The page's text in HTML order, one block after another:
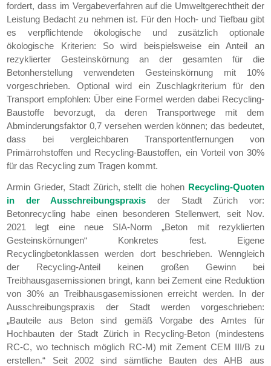
fordert, dass im Vergabeverfahren auf die Umweltgerechtheit der
Leistung Bedacht zu nehmen ist. Für den Hoch- und Tiefbau gibt
es verpflichtende ökologische und zusätzlich optionale
ökologische Kriterien: So wird beispielsweise ein Anteil an
rezyklierter Gesteinskörnung an der gesamten für die
Betonherstellung verwendeten Gesteinskörnung mit 10%
vorgeschrieben. Optional wird ein Zuschlagkriterium für den
Transport empfohlen: Über eine Formel werden dabei Recycling-
Baustoffe bevorzugt, da deren Transportwege mit dem
Abminderungsfaktor 0,7 versehen werden können; das bedeutet,
dass bei vergleichbaren Transportentfernungen von
Primärrohstoffen und Recycling-Baustoffen, ein Vorteil von 30%
für das Recycling zum Tragen kommt.
Armin Grieder, Stadt Zürich, stellt die hohen Recycling-Quoten
in der Ausschreibungspraxis der Stadt Zürich vor:
Betonrecycling habe einen besonderen Stellenwert, seit Nov.
2021 legt eine neue SIA-Norm „Beton mit rezyklierten
Gesteinskörnungen“ Konkretes fest. Eigene
Recyclingbetonklassen werden dort beschrieben. Wenngleich
der Recycling-Anteil keinen großen Gewinn bei
Treibhausgasemissionen bringt, kann bei Zement eine Reduktion
von 30% an Treibhausgasemissionen erreicht werden. In der
Ausschreibungspraxis der Stadt werden vorgeschrieben:
„Bauteile aus Beton sind gemäß Vorgabe des Amtes für
Hochbauten der Stadt Zürich in Recycling-Beton (mindestens
RC-C, wo technisch möglich RC-M) mit Zement CEM III/B zu
erstellen.“ Seit 2002 sind sämtliche Bauten des AHB aus